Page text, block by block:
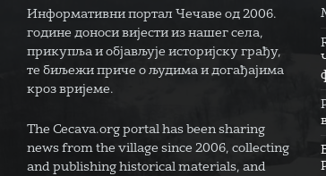
Информативни портал Чечаве од 2006.
године доноси вијести из нашег села,
прикупља и објављује историјску грађу,
те биљежи приче о људима и догађајима
кроз вријеме.
The Cecava.org portal has been sharing
news from the village since 2006, collecting
and publishing historical materials, and